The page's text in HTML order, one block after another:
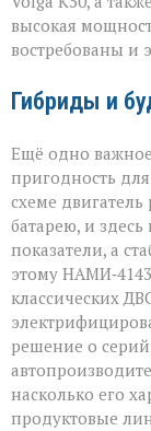
высокая
востребованы и
Гибриды и
Ещё одно
пригодность
схеме двигатель
батарею, и
показатели, а
этому
классических
решение о
насколько его
продуктовые